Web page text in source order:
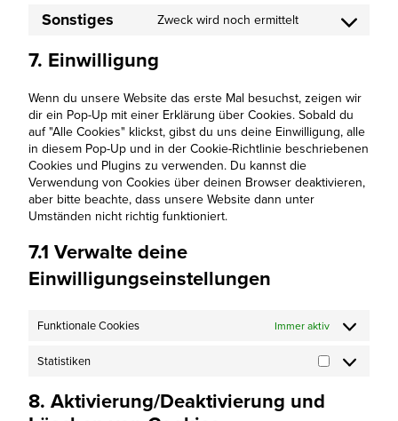
service
Sonstiges Zweck wird noch ermittelt
Consent
7. Einwilligung
Wenn du unsere Website das erste Mal besuchst, zeigen wir
dir ein Pop-Up mit einer Erklärung über Cookies. Sobald du
auf "Alle Cookies" klickst, gibst du uns deine Einwilligung, alle
in diesem Pop-Up und in der Cookie-Richtlinie beschriebenen
Cookies und Plugins zu verwenden. Du kannst die
Verwendung von Cookies über deinen Browser deaktivieren,
aber bitte beachte, dass unsere Website dann unter
Umständen nicht richtig funktioniert.
7.1 Verwalte deine
Einwilligungseinstellungen
Funktionale Cookies Immer aktiv
Statistiken Statistiken
8. Aktivierung/Deaktivierung und